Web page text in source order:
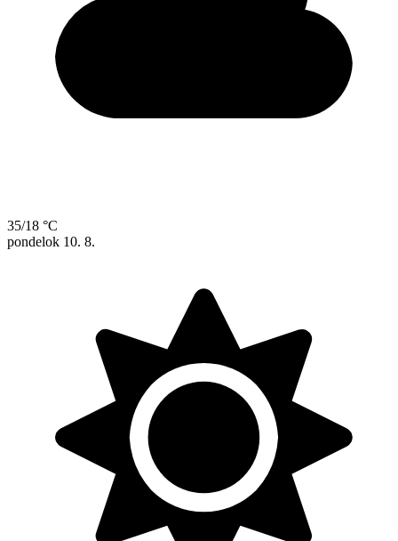
35/18 °C
pondelok 10. 8.